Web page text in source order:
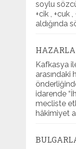
soylu
+cik , +cuk
aldığında
Kafkasya
arasındaki
idarende
mecliste
hâkimiyet